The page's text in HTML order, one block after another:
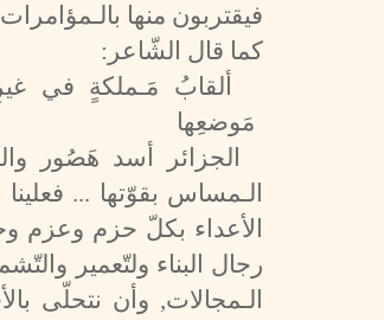
فيقتربون منها
كما قال الشّاعر:
ألقابُ مَـملكةٍ في غيرِ
مَوضعِها
الجزائر أسد هَصُور
الـمساس بقوّتها ...
الأعداء بكلّ حزم وعزم
رجال البناء ولتّعمير
الـمجالات, وأن نتحلّى